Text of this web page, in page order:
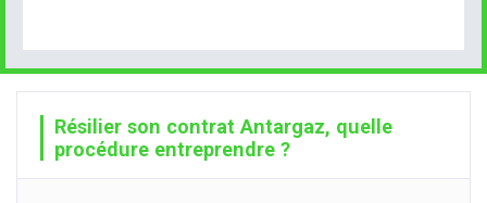
Résilier son contrat Antargaz, quelle
procédure entreprendre ?